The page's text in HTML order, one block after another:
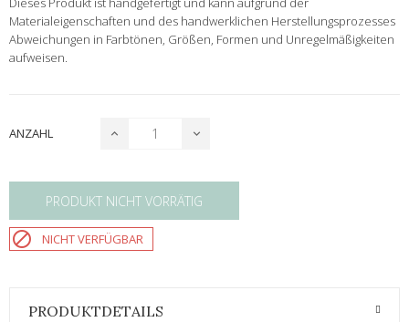
Materialeigenschaften und des handwerklichen Herstellungsprozesses
Abweichungen in Farbtönen, Größen, Formen und Unregelmäßigkeiten
aufweisen.
ANZAHL
PRODUKT NICHT VORRÄTIG
 NICHT VERFÜGBAR
PRODUKTDETAILS